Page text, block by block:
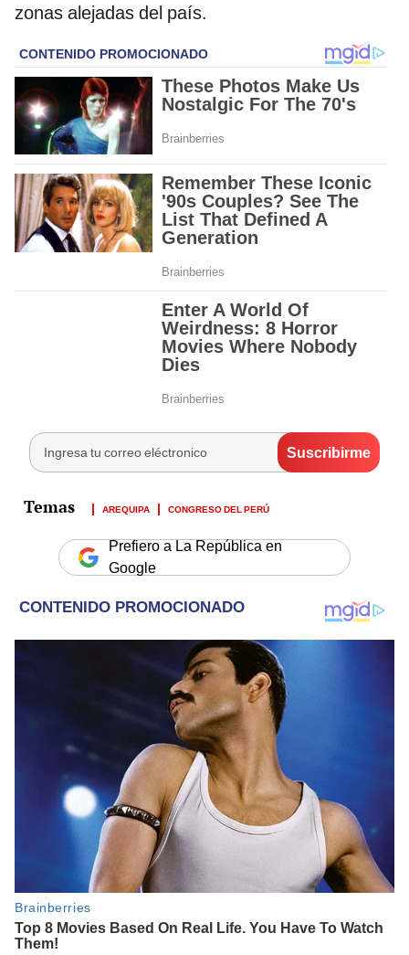
zonas alejadas del país.
AREQUIPA CONGRESO DEL PERÚ
Prefiero a La República en
Google